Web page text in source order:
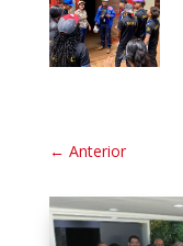
← Anterior